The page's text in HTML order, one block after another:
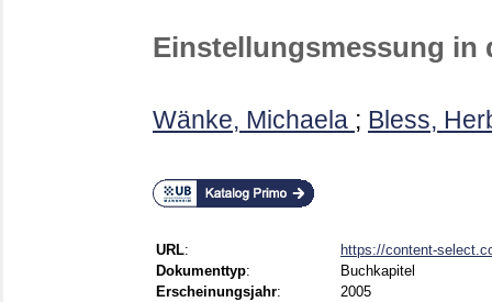
Einstellungsmessung in
Wänke, Michaela ; Bless,
URL:
https://content-
Dokumenttyp:
Buchkapitel
Erscheinungsjahr:
2005